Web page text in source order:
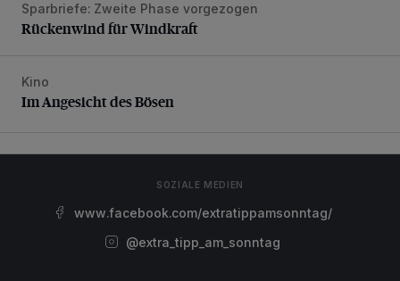
Rückenwind für Windkraft
Sparbriefe: Zweite Phase vorgezogen
Rückenwind für Windkraft
Im Angesicht des Bösen
Kino
Im Angesicht des Bösen
SOZIALE MEDIEN
www.facebook.com/extratippamsonntag/
@extra_tipp_am_sonntag